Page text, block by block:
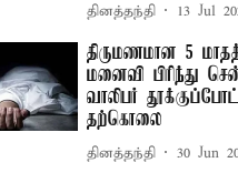
தினத்தந்தி 13 Jul
திருமணமான 5
மனைவி பிரிந்து
வாலிபர்
தற்கொலை
தினத்தந்தி 30 Jun